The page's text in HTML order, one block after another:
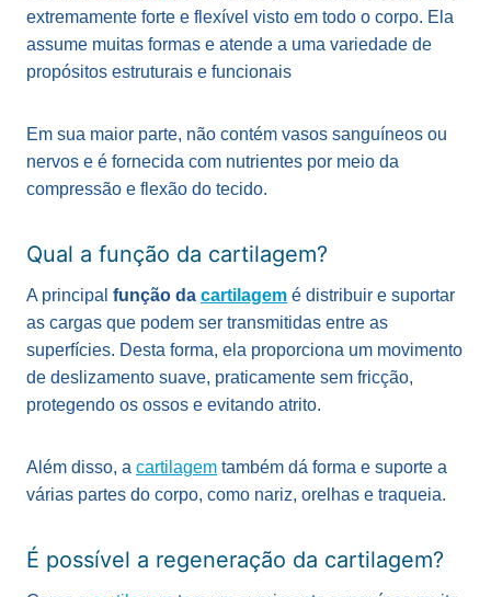
extremamente forte e flexível visto em todo o corpo. Ela
assume muitas formas e atende a uma variedade de
propósitos estruturais e funcionais
Em sua maior parte, não contém vasos sanguíneos ou
nervos e é fornecida com nutrientes por meio da
compressão e flexão do tecido.
Qual a função da cartilagem?
A principal função da cartilagem é distribuir e suportar
as cargas que podem ser transmitidas entre as
superfícies. Desta forma, ela proporciona um movimento
de deslizamento suave, praticamente sem fricção,
protegendo os ossos e evitando atrito.
Além disso, a cartilagem também dá forma e suporte a
várias partes do corpo, como nariz, orelhas e traqueia.
É possível a regeneração da cartilagem?